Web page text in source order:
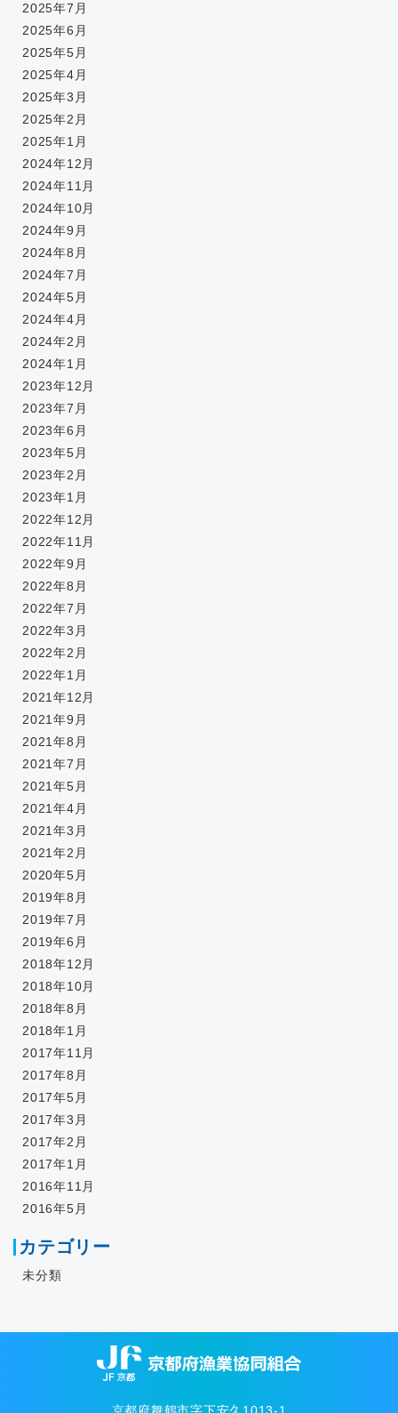
2025年7月
2025年6月
2025年5月
2025年4月
2025年3月
2025年2月
2025年1月
2024年12月
2024年11月
2024年10月
2024年9月
2024年8月
2024年7月
2024年5月
2024年4月
2024年2月
2024年1月
2023年12月
2023年7月
2023年6月
2023年5月
2023年2月
2023年1月
2022年12月
2022年11月
2022年9月
2022年8月
2022年7月
2022年3月
2022年2月
2022年1月
2021年12月
2021年9月
2021年8月
2021年7月
2021年5月
2021年4月
2021年3月
2021年2月
2020年5月
2019年8月
2019年7月
2019年6月
2018年12月
2018年10月
2018年8月
2018年1月
2017年11月
2017年8月
2017年5月
2017年3月
2017年2月
2017年1月
2016年11月
2016年5月
カテゴリー
未分類
京都府舞鶴市字下安久1013-1